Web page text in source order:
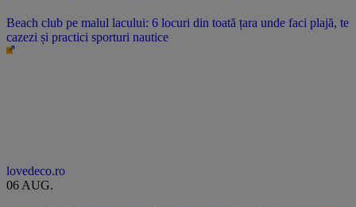
Beach club pe malul lacului: 6 locuri din toată țara unde faci plajă, te
cazezi și practici sporturi nautice
lovedeco.ro
06 AUG.